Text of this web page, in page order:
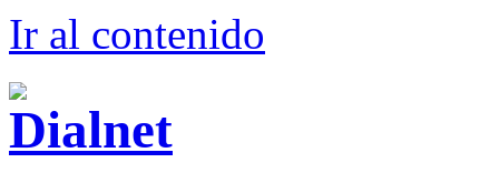
Ir al contenido